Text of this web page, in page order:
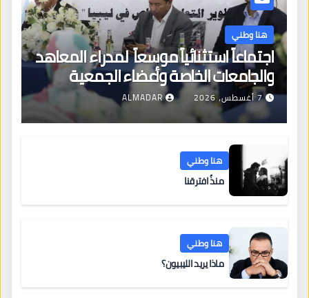
هنا وطني
اجتماعاً استثنائياً موسعاً لمدراء المعاهد
والجامعات الخاصة وأعضاء الجمعية
العمومية للنقابة العامة لمؤسسات
التعليم والتدريب الخاص في ليبيا
7 أغسطس، 2026 ALMADAR
هنا وطني
منذُ افترقنا
هنا وطني
ماذا يريد الليبيون؟